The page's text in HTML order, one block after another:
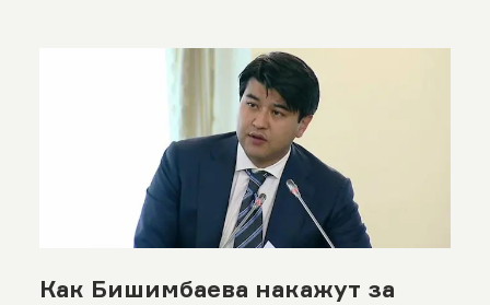
Как Бишимбаева накажут за